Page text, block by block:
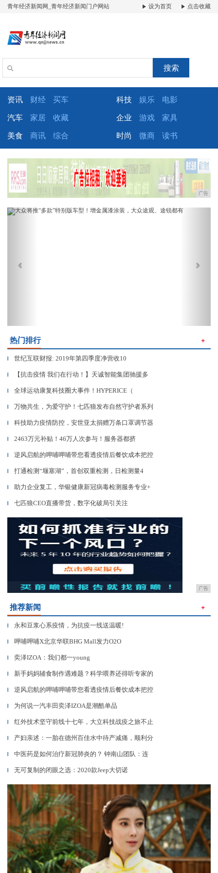
青年经济新闻网_青年经济新闻门户网站 设为首页 点击收藏
搜索
资讯 财经 买车 科技 娱乐 电影
汽车 家居 收藏 企业 游戏 家具
美食 商讯 综合 时尚 微商 读书
广告
Previous
热门排行 ＋
▎ 世纪互联财报: 2019年第四季度净营收10
▎ 【抗击疫情 我们在行动！】天诚智能集团驰援多
▎ 全球运动康复科技圈大事件！HYPERICE（
▎ 万物共生，为爱守护！七匹狼发布自然守护者系列
▎ 科技助力疫情防控，安世亚太捐赠万条口罩调节器
▎ 2463万元补贴！46万人次参与！服务器都挤
▎ 逆风启航的呷哺呷哺带您看透疫情后餐饮成本把控
▎ 打通检测“堰塞湖”，首创双重检测，日检测量4
▎ 助力企业复工，华银健康新冠病毒检测服务专业+
▎ 七匹狼CEO直播带货，数字化破局引关注
广告
推荐新闻 ＋
▎ 永和豆浆心系疫情，为抗疫一线送温暖!
▎ 呷哺呷哺X北京华联BHG Mall发力O2O
▎ 奕泽IZOA：我们都一young
▎ 新手妈妈辅食制作遇难题？科学喂养还得听专家的
▎ 逆风启航的呷哺呷哺带您看透疫情后餐饮成本把控
▎ 为何说一汽丰田奕泽IZOA是潮酷单品
▎ 红外技术坚守前线十七年，大立科技战疫之旅不止
▎ 产妇亲述：一胎在德州百佳水中待产减痛，顺利分
▎ 中医药是如何治疗新冠肺炎的？ 钟南山团队：连
▎ 无可复制的闭眼之选：2020款Jeep大切诺